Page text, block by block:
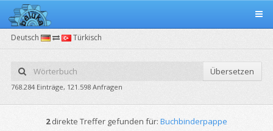
Deutsch Türkisch
Übersetzen
768.284 Einträge, 121.598 Anfragen
2direkte Treffer gefunden für: Buchbinderpappe